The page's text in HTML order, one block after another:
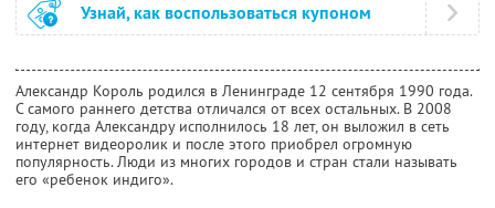
Узнай, как воспользоваться купоном
Александр Король родился в Ленинграде 12 сентября 1990 года.
С самого раннего детства отличался от всех остальных. В 2008
году, когда Александру исполнилось 18 лет, он выложил в сеть
интернет видеоролик и после этого приобрел огромную
популярность. Люди из многих городов и стран стали называть
его «ребенок индиго».